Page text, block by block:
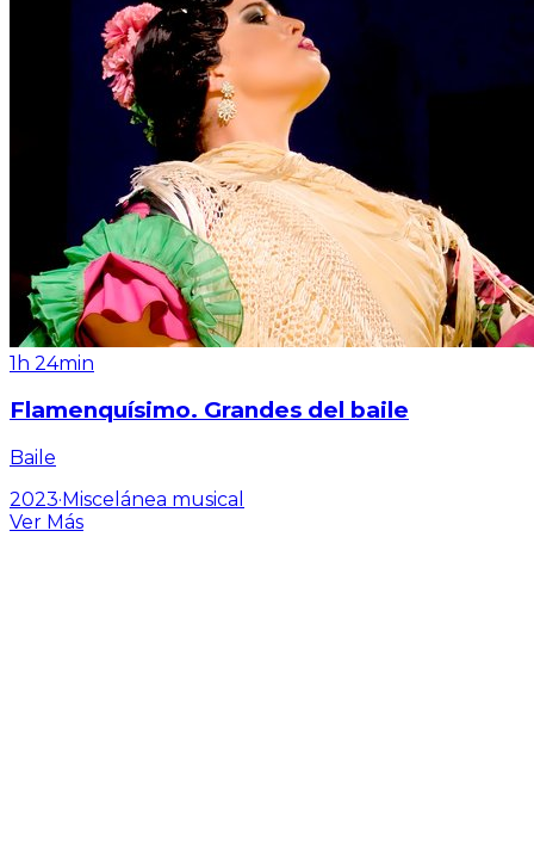
1h 24min
Flamenquísimo. Grandes del baile
Baile
2023·Miscelánea musical
Ver Más